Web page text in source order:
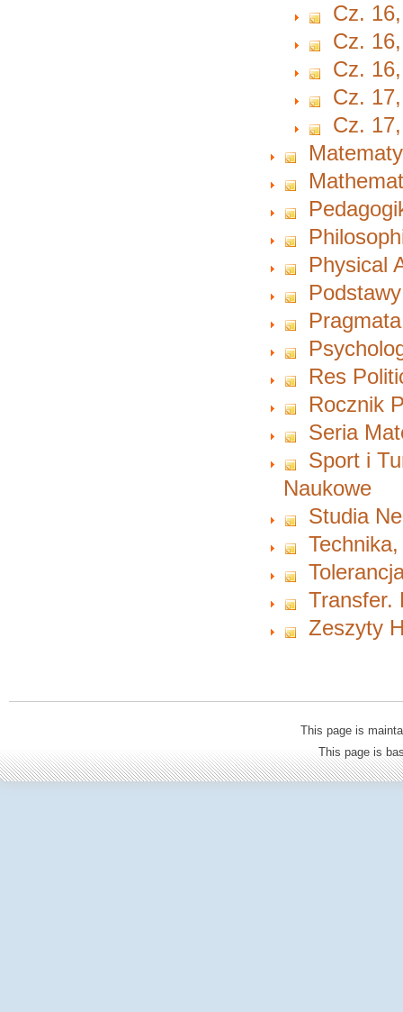
Cz.
Cz.
Cz.
Cz.
Cz.
Physical
Res
Rocznik
Seria
Sport i
Naukowe
Studia
Transfer.
Zeszyty
This page is
This page is